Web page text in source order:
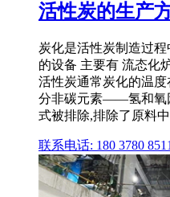
活性炭的生产
炭化是活性炭制造过
的设备 主要有 流态化
活性炭通常炭化的温
分非碳元素——氢和氧
式被排除,排除了原料
联系电话: 180 3780 8511